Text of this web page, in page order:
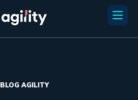
BLOG AGILITY